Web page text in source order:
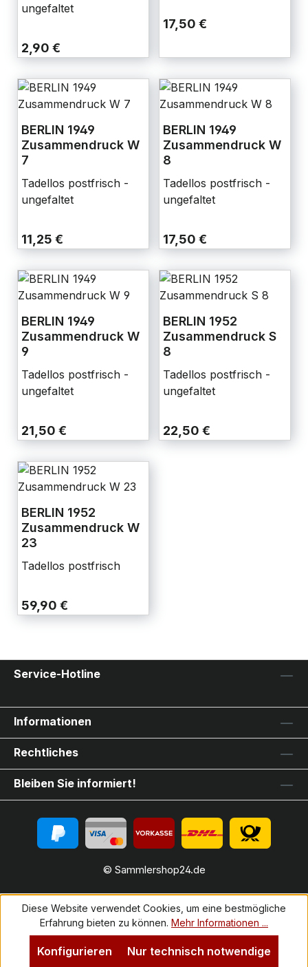
ungefaltet
2,90 €
17,50 €
BERLIN 1949
Zusammendruck W
7
Tadellos postfrisch -
ungefaltet
11,25 €
BERLIN 1949
Zusammendruck W
8
Tadellos postfrisch -
ungefaltet
17,50 €
BERLIN 1949
Zusammendruck W
9
Tadellos postfrisch -
ungefaltet
21,50 €
BERLIN 1952
Zusammendruck S
8
Tadellos postfrisch -
ungefaltet
22,50 €
BERLIN 1952
Zusammendruck W
23
Tadellos postfrisch
59,90 €
Service-Hotline
Informationen
Rechtliches
Bleiben Sie informiert!
© Sammlershop24.de
Diese Website verwendet Cookies, um eine bestmögliche
Erfahrung bieten zu können. Mehr Informationen ...
Nur technisch notwendige
Konfigurieren